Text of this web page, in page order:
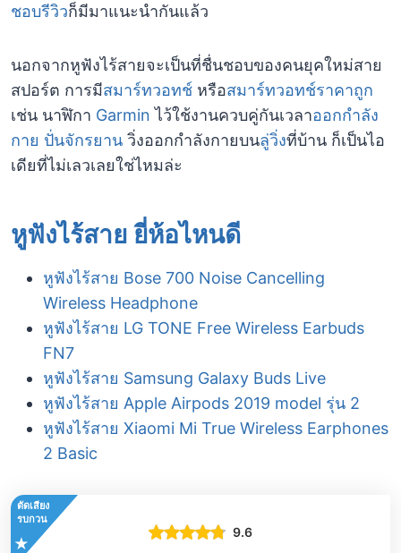
ชอบรีวิวก็มีมาแนะนำกันแล้ว
นอกจากหูฟังไร้สายจะเป็นที่ชื่นชอบของคนยุคใหม่สาย
สปอร์ต การมีสมาร์ทวอทช์ หรือสมาร์ทวอทช์ราคาถูก
เช่น นาฬิกา Garmin ไว้ใช้งานควบคู่กันเวลาออกกำลัง
กาย ปั่นจักรยาน วิ่งออกกำลังกายบนลู่วิ่งที่บ้าน ก็เป็นไอ
เดียที่ไม่เลวเลยใช่ไหมล่ะ
หูฟังไร้สาย ยี่ห้อไหนดี
หูฟังไร้สาย Bose 700 Noise Cancelling
Wireless Headphone
หูฟังไร้สาย LG TONE Free Wireless Earbuds
FN7
หูฟังไร้สาย Samsung Galaxy Buds Live
หูฟังไร้สาย Apple Airpods 2019 model รุ่น 2
หูฟังไร้สาย Xiaomi Mi True Wireless Earphones
2 Basic
ตัดเสียง
รบกวน
9.6